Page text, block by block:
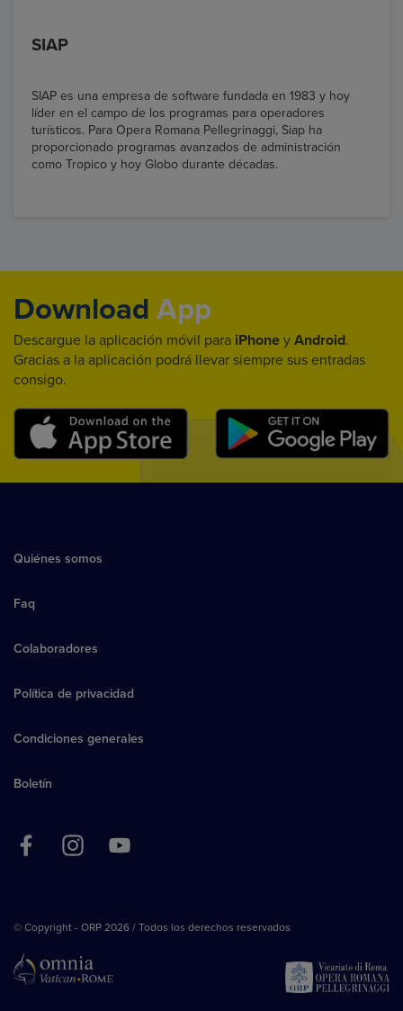
SIAP
SIAP es una empresa de software fundada en 1983 y hoy
líder en el campo de los programas para operadores
turísticos. Para Opera Romana Pellegrinaggi, Siap ha
proporcionado programas avanzados de administración
como Tropico y hoy Globo durante décadas.
Download App
Descargue la aplicación móvil para iPhone y Android.
Gracias a la aplicación podrá llevar siempre sus entradas
consigo.
Quiénes somos
Faq
Colaboradores
Política de privacidad
Condiciones generales
Boletín
© Copyright - ORP 2026 / Todos los derechos reservados